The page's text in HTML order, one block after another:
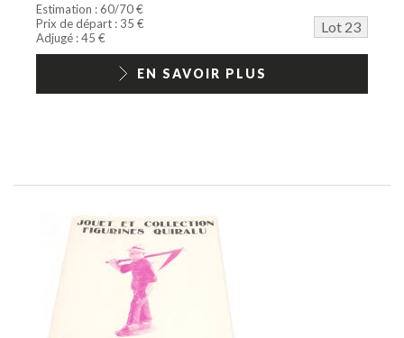
Estimation : 60/70 €
Prix de départ : 35 €
Lot 23
Adjugé : 45 €
EN SAVOIR PLUS